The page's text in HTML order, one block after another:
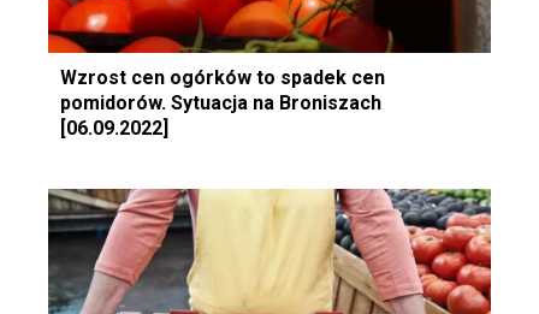
Wzrost cen ogórków to spadek cen
pomidorów. Sytuacja na Broniszach
[06.09.2022]